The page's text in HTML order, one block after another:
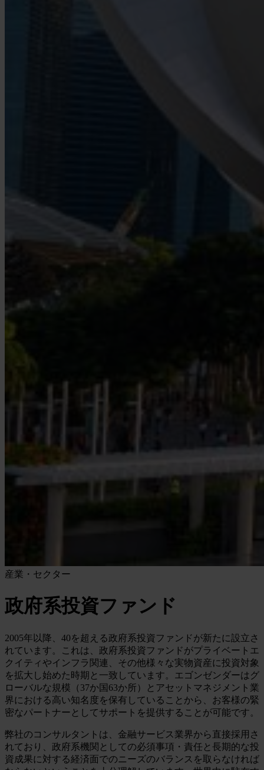
産業・セクター
政府系投資ファンド
2005年以降、40を超える政府系投資ファンドが新たに設立さ
れています。これは、政府系投資ファンドがプライベートエ
クイティやインフラ関連、その他様々な実物資産に投資対象
を拡大し始めた時期と一致しています。エゴンゼンダーはグ
ローバルな規模（37か国63か所）とアセットマネジメント業
界における高い知名度を保有していることから、お客様の緊
密なパートナーとしてサポートを提供することが可能です。
弊社のコンサルタントは、金融サービス業界から直接採用さ
れており、政府系機関としての必須事項・責任と長期的な投
資成果に対する経済面でのニーズのバランスを取らなければ